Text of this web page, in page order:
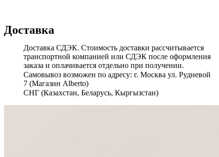
Доставка
Доставка СДЭК. Стоимость доставки рассчитывается
транспортной компанией или СДЭК после оформления
заказа и оплачивается отдельно при получении.
Самовывоз возможен по адресу: г. Москва ул. Рудневой
7 (Магазин Alberto)
СНГ (Казахстан, Беларусь, Кыргызстан)